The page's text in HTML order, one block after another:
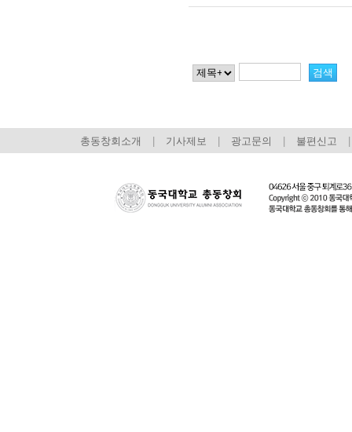
총동창회소개 기사제보 광고문의 불편신고